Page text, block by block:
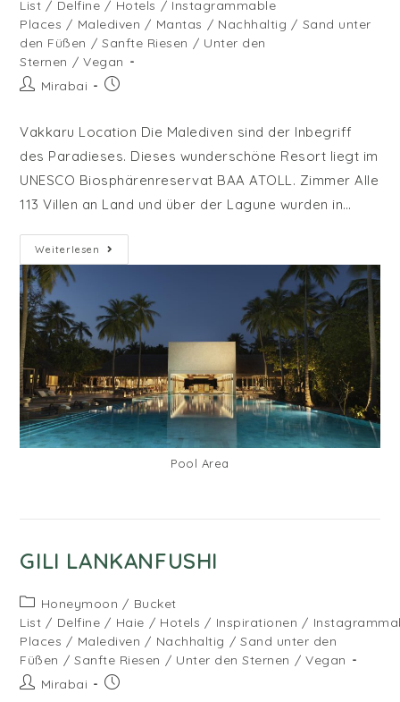
Kategorie:
List / Delfine / Hotels / Instagrammable
Places / Malediven / Mantas / Nachhaltig / Sand unter
den Füßen / Sanfte Riesen / Unter den
Sternen / Vegan
Beitrags-
Mirabai
Beitrag
Vakkaru Location Die Malediven sind der Inbegriff
des Paradieses. Dieses wunderschöne Resort liegt im
UNESCO Biosphärenreservat BAA ATOLL. Zimmer Alle
113 Villen an Land und über der Lagune wurden in…
Weiterlesen Vakkaru
Pool Area
GILI LANKANFUSHI
Beitrags-
Kategorie:
Honeymoon / Bucket
List / Delfine / Haie / Hotels / Inspirationen /
Places / Malediven / Nachhaltig / Sand unter den
Füßen / Sanfte Riesen / Unter den Sternen / Vegan
Beitrags-
Mirabai
Beitrag